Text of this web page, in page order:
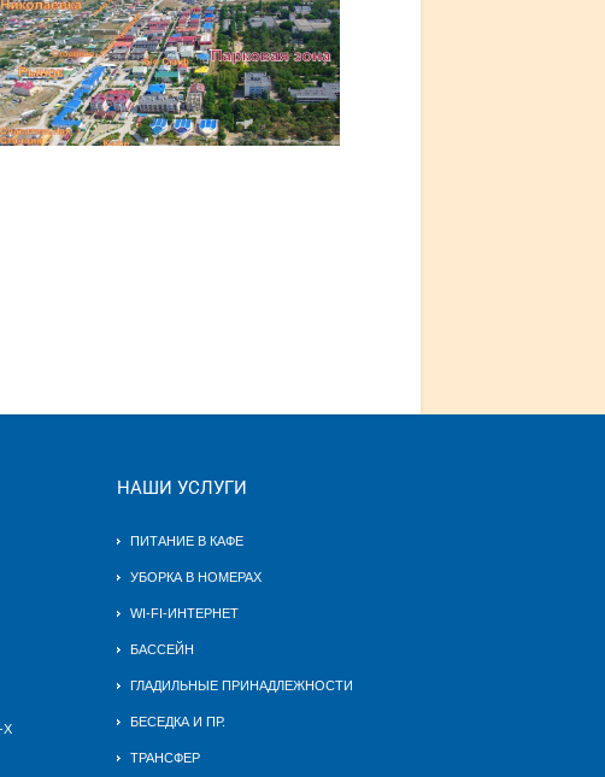
Х
НАШИ УСЛУГИ
ПИТАНИЕ В КАФЕ
УБОРКА В НОМЕРАХ
WI-FI-ИНТЕРНЕТ
БАССЕЙН
ГЛАДИЛЬНЫЕ ПРИНАДЛЕЖНОСТИ
БЕСЕДКА И ПР.
ТРАНСФЕР